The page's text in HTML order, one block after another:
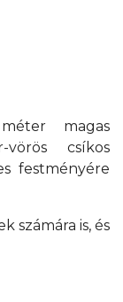
magas
csíkos
festményére
számára is, és